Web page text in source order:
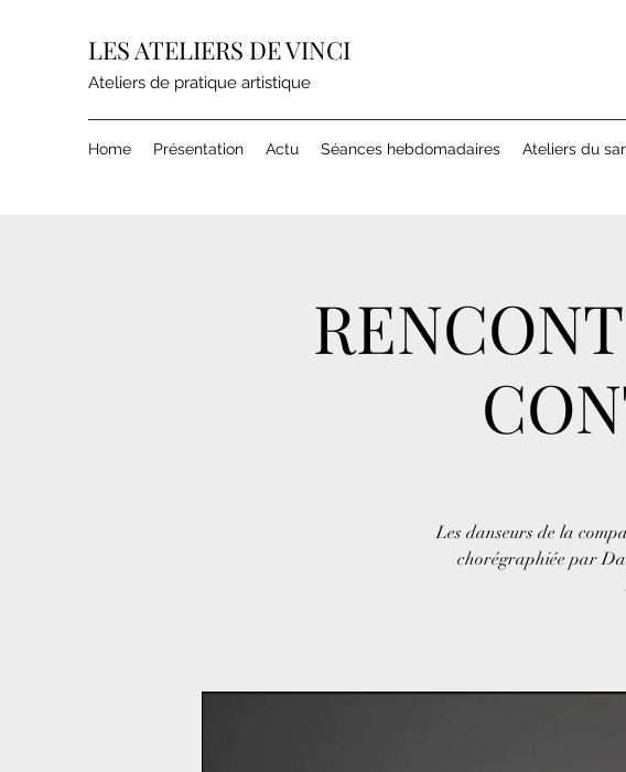
LES ATELIERS DE VINCI
Ateliers de pratique artistique
Home Présentation Actu Séances hebdomadaires Ateliers du
Les danseurs de la
chorégraphiée par